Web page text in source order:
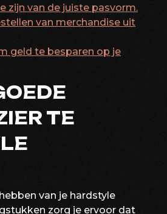
zijn van de juiste pasvorm.
van merchandise uit
geld te besparen op je
TE
van je hardstyle
zorg je ervoor dat